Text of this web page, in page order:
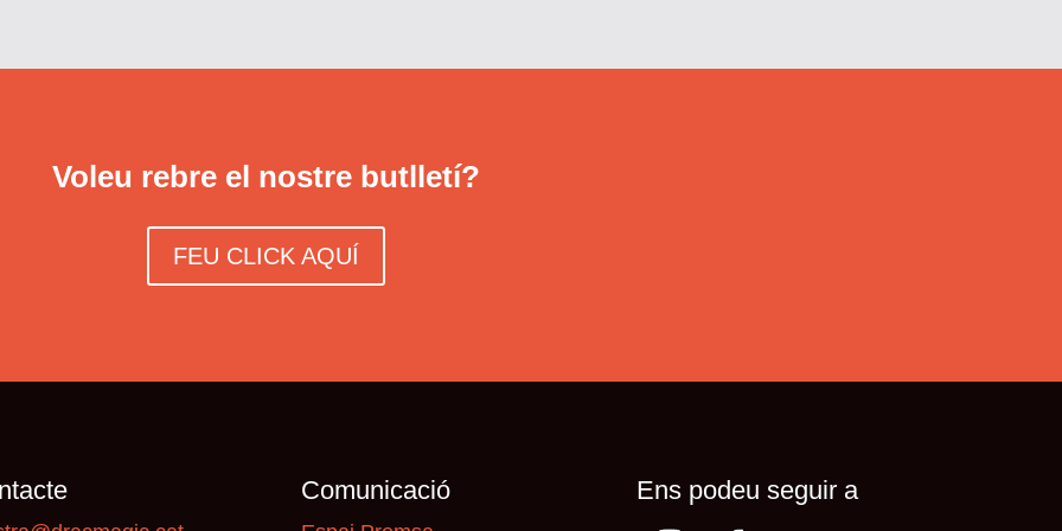
Voleu rebre el nostre butlletí?
FEU CLICK AQUÍ
Comunicació Ens podeu seguir a